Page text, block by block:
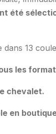
été
13
les
chevalet.
en